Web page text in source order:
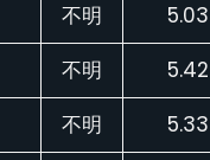
不明 5.03
不明 5.42
不明 5.33